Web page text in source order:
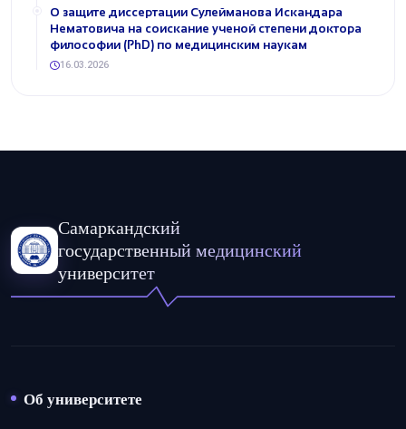
О защите диссертации Сулейманова Искандара
Нематовича на соискание ученой степени доктора
философии (PhD) по медицинским наукам
16.03.2026
Самаркандский
государственный медицинский
университет
Об университете